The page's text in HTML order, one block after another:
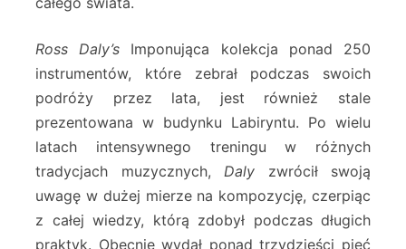
Ross Daly’s Imponująca kolekcja ponad 250
instrumentów, które zebrał podczas swoich
podróży przez lata, jest również stale
prezentowana w budynku Labiryntu. Po wielu
latach intensywnego treningu w różnych
tradycjach muzycznych, Daly zwrócił swoją
uwagę w dużej mierze na kompozycję, czerpiąc
z całej wiedzy, którą zdobył podczas długich
praktyk. Obecnie wydał ponad trzydzieści pięć